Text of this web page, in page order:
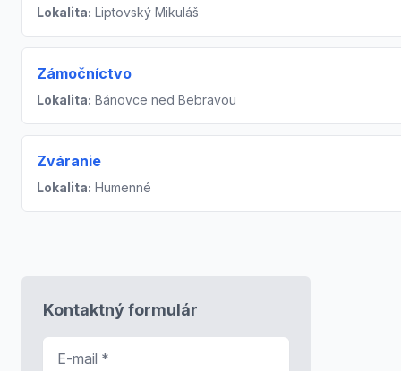
Lokalita: Liptovský Mikuláš
Zámočníctvo
Lokalita: Bánovce ned Bebravou
Zváranie
Lokalita: Humenné
Kontaktný formulár